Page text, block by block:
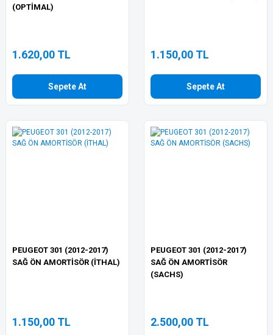
(OPTİMAL)
1.620,00 TL
Sepete At
1.150,00 TL
Sepete At
PEUGEOT 301 (2012-2017)
SAĞ ÖN AMORTİSÖR (İTHAL)
1.150,00 TL
PEUGEOT 301 (2012-2017)
SAĞ ÖN AMORTİSÖR
(SACHS)
2.500,00 TL